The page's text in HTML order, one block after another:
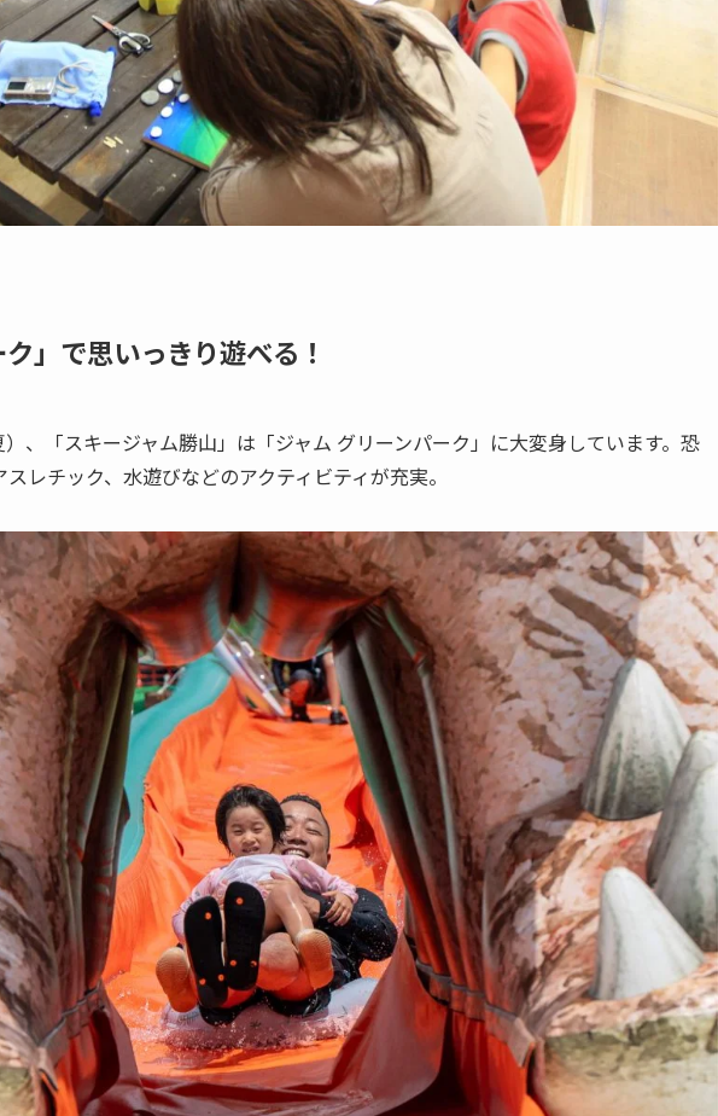
ク」で思いっきり遊べる！
、「スキージャム勝山」は「ジャム グリーンパーク」に大変身しています。恐
レチック、水遊びなどのアクティビティが充実。